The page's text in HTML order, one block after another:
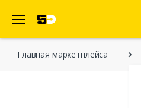
Главная марĸетплейса